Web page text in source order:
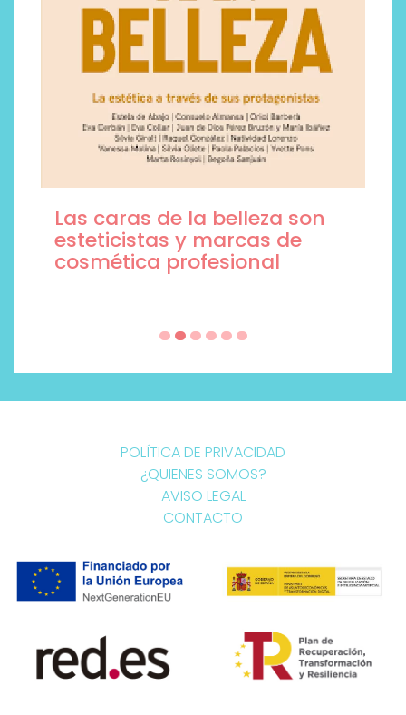
Las caras de la belleza son
esteticistas y marcas de
cosmética profesional
POLÍTICA DE PRIVACIDAD
¿QUIENES SOMOS?
AVISO LEGAL
CONTACTO